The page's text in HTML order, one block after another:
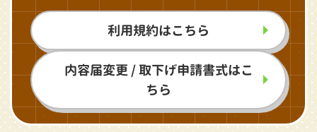
利用規約はこちら
内容届変更 / 取下げ申請書式はこ
ちら